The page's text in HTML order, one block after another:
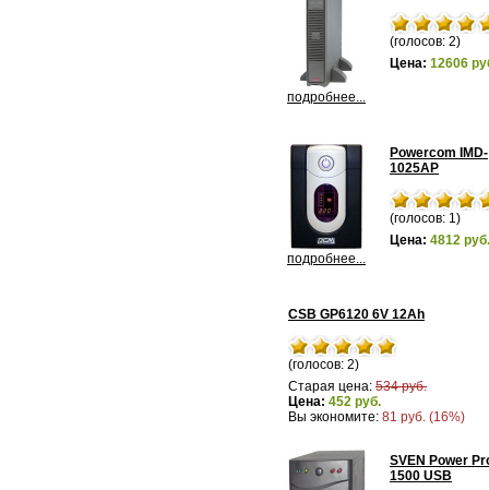
подробнее...
(голосов: 2)
Цена: 12606
подробнее...
Powercom IMD-
1025AP
(голосов: 1)
Цена: 4812 руб.
CSB GP6120 6V 12Ah
(голосов: 2)
Старая цена: 534 руб.
Цена: 452 руб.
Вы экономите: 81 руб. (16%)
SVEN Power
1500 USB